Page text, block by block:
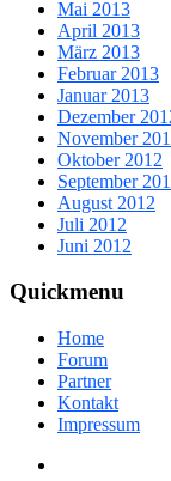
Mai 2013
April 2013
März 2013
Februar 2013
Januar 2013
Dezember
November
Oktober 2012
September
August 2012
Juli 2012
Juni 2012
Quickmenu
Home
Forum
Partner
Kontakt
Impressum